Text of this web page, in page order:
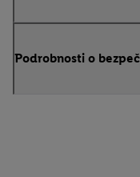
Podrobnosti o